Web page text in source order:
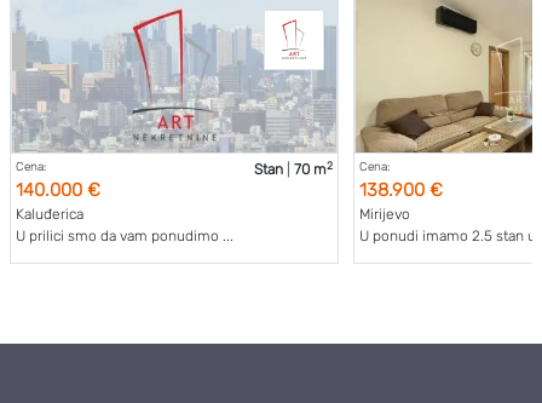
Cena:
140.000 €
Stan| 70 m2
Kaluđerica
U prilici smo da vam ponudimo ...
Cena:
138.900 €
Mirijevo
U ponudi imamo 2.5 stan u